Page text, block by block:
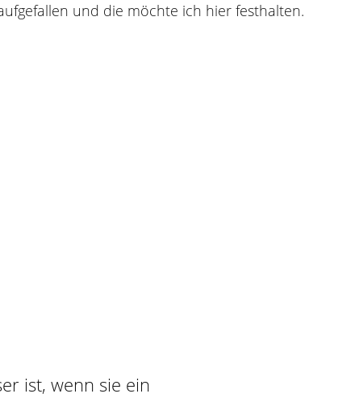
und die möchte ich hier festhalten.
ist, wenn sie ein